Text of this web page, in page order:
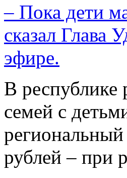
– Пока дети
сказал Глава
эфире.
В республике
семей с
рублей – при